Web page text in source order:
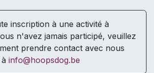
inscription à une activité à
n'avez jamais participé, veuillez
prendre contact avec nous
info@hoopsdog.be